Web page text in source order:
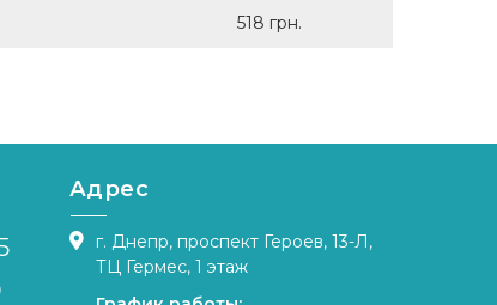
518 грн.
Адрес
г. Днепр, проспект Героев, 13-Л,
ТЦ Гермес, 1 этаж